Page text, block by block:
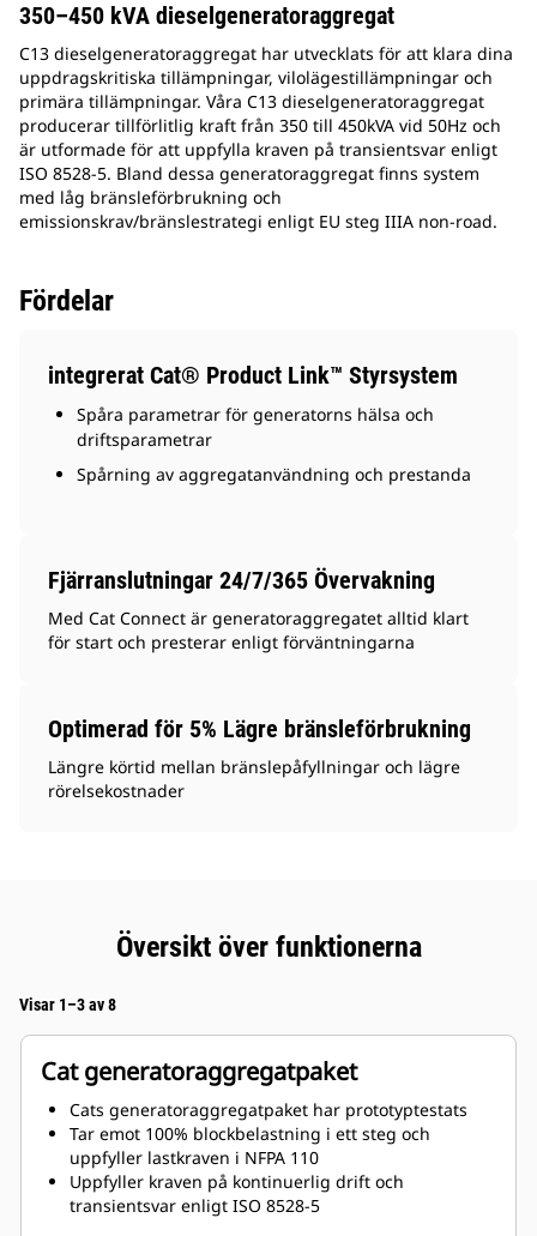
350–450 kVA dieselgeneratoraggregat
C13 dieselgeneratoraggregat har utvecklats för att klara dina
uppdragskritiska tillämpningar, vilolägestillämpningar och
primära tillämpningar. Våra C13 dieselgeneratoraggregat
producerar tillförlitlig kraft från 350 till 450kVA vid 50Hz och
är utformade för att uppfylla kraven på transientsvar enligt
ISO 8528-5. Bland dessa generatoraggregat finns system
med låg bränsleförbrukning och
emissionskrav/bränslestrategi enligt EU steg IIIA non-road.
Fördelar
integrerat Cat® Product Link™ Styrsystem
Spåra parametrar för generatorns hälsa och
driftsparametrar
Spårning av aggregatanvändning och prestanda
Fjärranslutningar 24/7/365 Övervakning
Med Cat Connect är generatoraggregatet alltid klart
för start och presterar enligt förväntningarna
Optimerad för 5% Lägre bränsleförbrukning
Längre körtid mellan bränslepåfyllningar och lägre
rörelsekostnader
Översikt över funktionerna
Visar 1–3 av 8
Cat generatoraggregatpaket
Cats generatoraggregatpaket har prototyptestats
Tar emot 100% blockbelastning i ett steg och
uppfyller lastkraven i NFPA 110
Uppfyller kraven på kontinuerlig drift och
transientsvar enligt ISO 8528-5